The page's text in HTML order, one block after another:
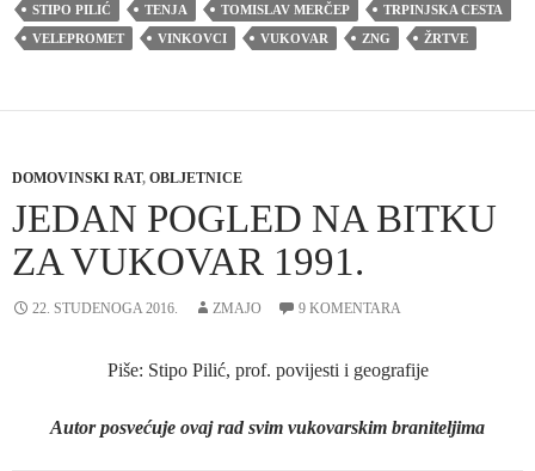
STIPO PILIĆ
TENJA TOMISLAV MERČEP
TRPINJSKA CESTA
VELEPROMET
VINKOVCI VUKOVAR ZNG ŽRTVE
DOMOVINSKI RAT, OBLJETNICE
JEDAN POGLED NA BITKU
ZA VUKOVAR 1991.
22. STUDENOGA 2016. ZMAJO 9 KOMENTARA
Piše: Stipo Pilić, prof. povijesti i geografije
Autor posvećuje ovaj rad svim vukovarskim braniteljima